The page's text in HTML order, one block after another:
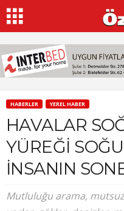
HABERLER YEREL HABER
HAVALAR
YÜREĞİ
İNSANIN
Mutluluğu arama,